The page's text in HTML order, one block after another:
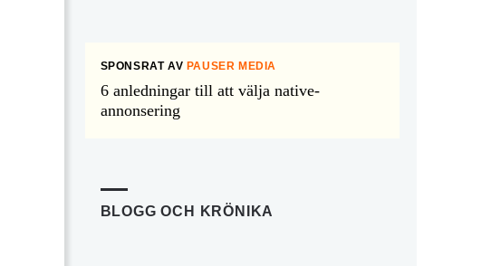
SPONSRAT AV PAUSER MEDIA
6 anledningar till att välja native-
annonsering
BLOGG OCH KRÖNIKA